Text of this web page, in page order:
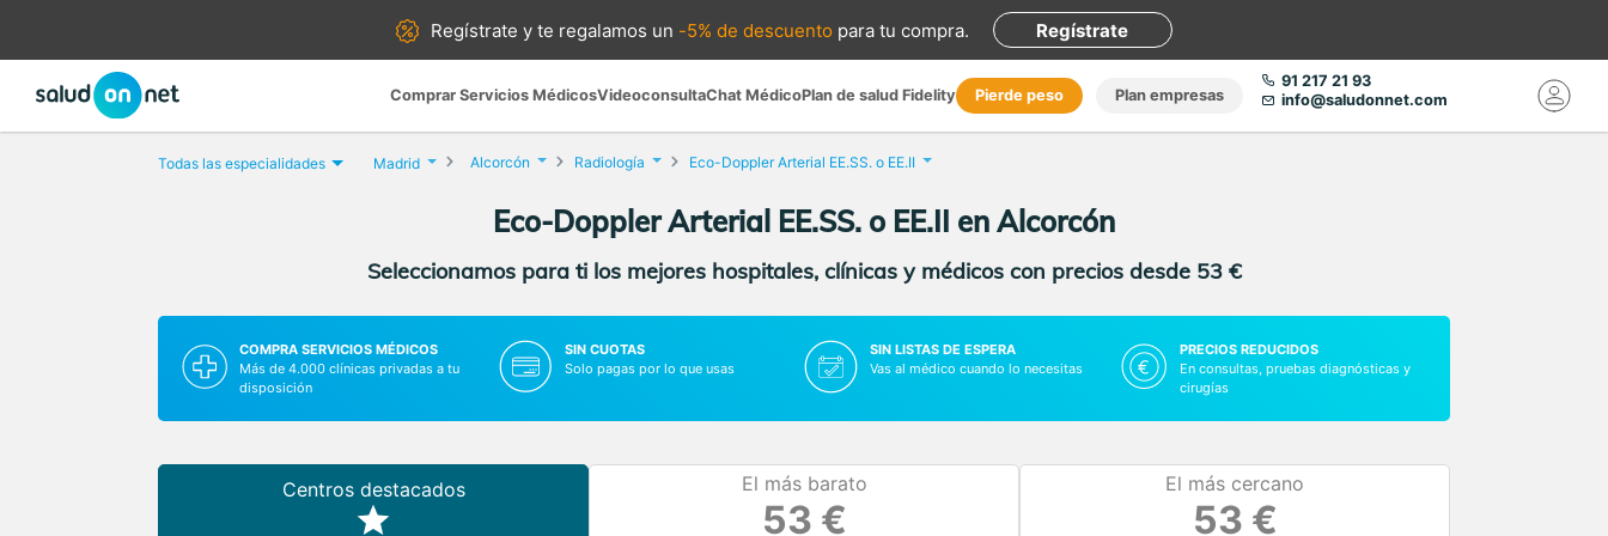
Regístrate yte regalamos un -5% de descuento para tu compra. Regístrate
Comprar Servicios MédicosVideoconsultaChat MédicoPlan de salud Fidelity Pierde peso Plan empresas
91 217 21 93
info@saludonnet.com
Todas las especialidades Madrid Alcorcón Radiología Eco-Doppler Arterial EE.SS. o EE.II
Eco-Doppler Arterial EE.SS. o EE.II en Alcorcón
Seleccionamos para ti los mejores hospitales, clínicas y médicos con precios desde 53 €
COMPRA SERVICIOS MÉDICOS
Más de 4.000 clínicas privadas a tu
disposición
SIN CUOTAS
Solo pagas por lo que usas
SIN LISTAS DE ESPERA
Vas al médico cuando lo necesitas
PRECIOS REDUCIDOS
En consultas, pruebas diagnósticas y
cirugías
Centros destacados El más barato
53 €
El más cercano
53 €